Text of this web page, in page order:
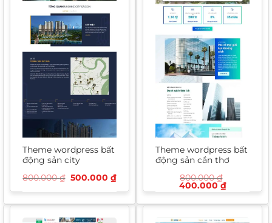
Theme wordpress bất
động sản city
800.000₫ Giá
gốc
500.000 ₫Giá
hiện
tại
500.000 ₫.
Theme wordpress bất
động sản cần thơ
800.000₫
Giá
gốc
800.000 ₫.
400.000₫Giá
hiện
là:
400.000